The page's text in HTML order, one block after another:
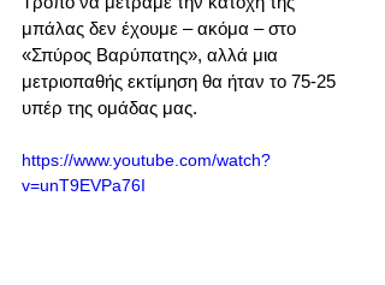
μπάλας δεν έχουμε – ακόμα – στο
«Σπύρος Βαρύπατης», αλλά μια
μετριοπαθής εκτίμηση θα ήταν το 75-25
υπέρ της ομάδας μας.
https://www.youtube.com/watch?
v=unT9EVPa76I